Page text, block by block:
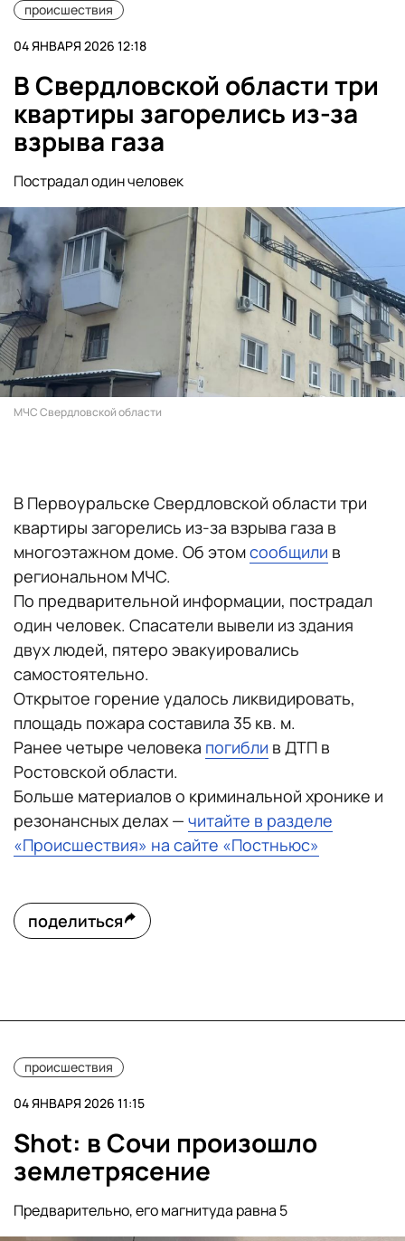
происшествия
04 ЯНВАРЯ 2026 12:18
В Свердловской области три
квартиры загорелись из-за
взрыва газа
Пострадал один человек
МЧС Свердловской области
В Первоуральске Свердловской области три
квартиры загорелись из-за взрыва газа в
многоэтажном доме. Об этомсообщили в
региональном МЧС.
По предварительной информации, пострадал
один человек. Спасатели вывели из здания
двух людей, пятеро эвакуировались
самостоятельно.
Открытое горение удалось ликвидировать,
площадь пожара составила 35 кв. м.
Ранее четыре человека погибли в ДТП в
Ростовской области.
Больше материалов о криминальной хронике и
резонансных делах — читайте в разделе
«Происшествия» на сайте «Постньюс»
поделиться
происшествия
04 ЯНВАРЯ 2026 11:15
Shot: в Сочи произошло
землетрясение
Предварительно, его магнитуда равна 5